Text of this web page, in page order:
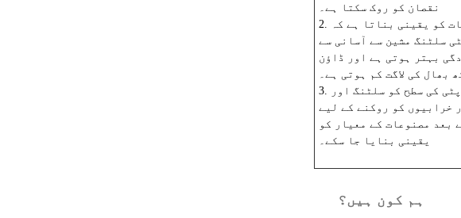
نقصان کو روک سکتا ہے۔
2. ربڑ کی انگوٹھی کو کھولنا اس بات کو یقینی بناتا ہے کہ
سلٹنگ مشین سے آسانی سے
بہتر ہوتی ہے اور ڈاؤن
بھال کی لاگت کم ہوتی ہے۔
3. سلیٹر ربڑ کی انگوٹھی دھات کی پٹی کی سطح کو سلٹنگ اور
خرابیوں کو روکنے کے لیے
بعد مصنوعات کے معیار کو
یقینی بنایا جا سکے۔
ہم کون ہیں؟